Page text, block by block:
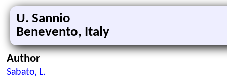
U. Sannio
Benevento, Italy
Author
Sabato, L.